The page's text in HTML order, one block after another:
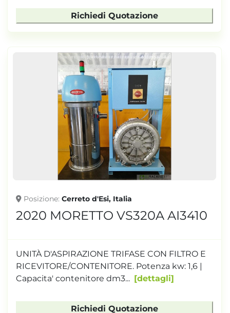
Richiedi Quotazione
Posizione Cerreto d'Esi, Italia
2020 MORETTO VS320A AI3410
UNITÀ D'ASPIRAZIONE TRIFASE CON FILTRO E
RICEVITORE/CONTENITORE. Potenza kw: 1,6 |
Capacita' contenitore dm3...
dettagli
Richiedi Quotazione